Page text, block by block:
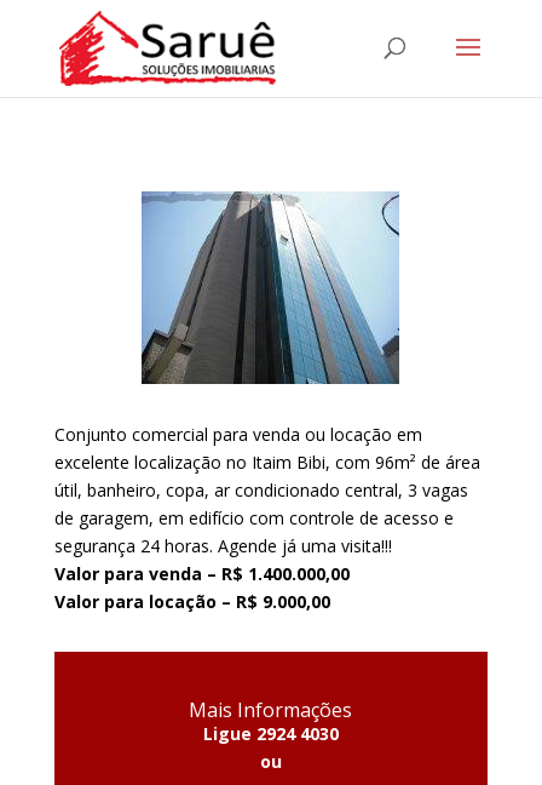
Conjunto comercial para venda ou locação em
excelente localização no Itaim Bibi, com 96m² de área
útil, banheiro, copa, ar condicionado central, 3 vagas
de garagem, em edifício com controle de acesso e
segurança 24 horas. Agende já uma visita!!!
Valor para venda – R$ 1.400.000,00
Valor para locação – R$ 9.000,00
Mais Informações
Ligue 2924 4030
ou